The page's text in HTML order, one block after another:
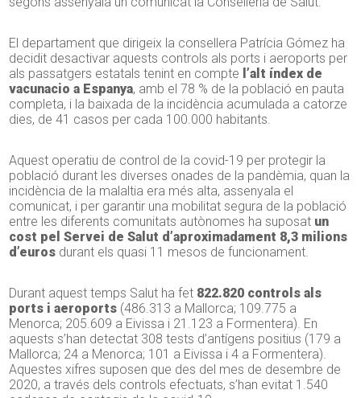
El departament que dirigeix la consellera Patrícia Gómez ha
decidit desactivar aquests controls als ports i aeroports per
als passatgers estatals tenint en compte l’alt índex de
vacunacio a Espanya, amb el 78 % de la població en pauta
completa, i la baixada de la incidència acumulada a catorze
dies, de 41 casos per cada 100.000 habitants.
Aquest operatiu de control de la covid-19 per protegir la
població durant les diverses onades de la pandèmia, quan la
incidència de la malaltia era més alta, assenyala el
comunicat, i per garantir una mobilitat segura de la població
entre les diferents comunitats autònomes ha suposat un
cost pel Servei de Salut d’aproximadament 8,3 milions
d’euros durant els quasi 11 mesos de funcionament.
Durant aquest temps Salut ha fet 822.820 controls als
ports i aeroports (486.313 a Mallorca; 109.775 a
Menorca; 205.609 a Eivissa i 21.123 a Formentera). En
aquests s’han detectat 308 tests d’antígens positius (179 a
Mallorca; 24 a Menorca; 101 a Eivissa i 4 a Formentera).
Aquestes xifres suposen que des del mes de desembre de
2020, a través dels controls efectuats, s’han evitat 1.540